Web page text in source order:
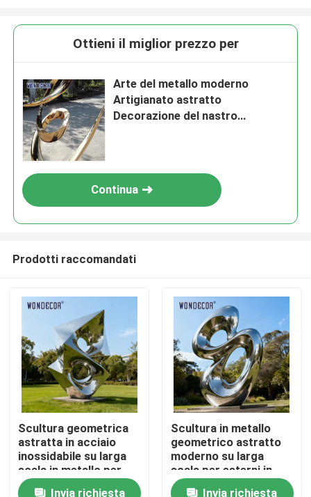
Casa
Prodotti
Chi siamo
Ottieni il miglior prezzo per
Arte del metallo moderno
Artigianato astratto
Decorazione del nastro
Continua
Prodotti raccomandati
Scultura geometrica
astratta in acciaio
inossidabile su larga
scala in metallo per
parchi all&#39;aperto
Invia richiesta
Scultura in metallo
geometrico astratto
moderno su larga
scala per esterni in
acciaio inossidabile
Invia richiesta